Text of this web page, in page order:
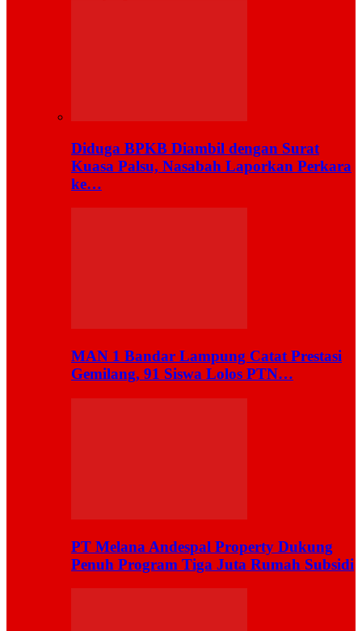
Diduga BPKB Diambil dengan Surat
Kuasa Palsu, Nasabah Laporkan Perkara
ke…
MAN 1 Bandar Lampung Catat Prestasi
Gemilang, 91 Siswa Lolos PTN…
PT Melana Andespal Property Dukung
Penuh Program Tiga Juta Rumah Subsidi